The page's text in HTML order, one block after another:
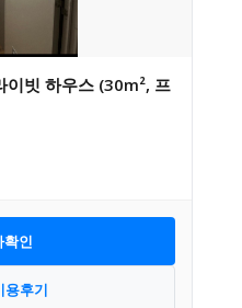
이빗 하우스 (30m², 프
확인
용후기